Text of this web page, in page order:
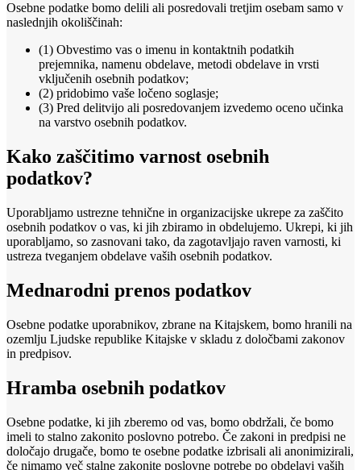
Osebne podatke bomo delili ali posredovali tretjim osebam samo v
naslednjih okoliščinah:
(1) Obvestimo vas o imenu in kontaktnih podatkih
prejemnika, namenu obdelave, metodi obdelave in vrsti
vključenih osebnih podatkov;
(2) pridobimo vaše ločeno soglasje;
(3) Pred delitvijo ali posredovanjem izvedemo oceno učinka
na varstvo osebnih podatkov.
Kako zaščitimo varnost osebnih
podatkov?
Uporabljamo ustrezne tehnične in organizacijske ukrepe za zaščito
osebnih podatkov o vas, ki jih zbiramo in obdelujemo. Ukrepi, ki jih
uporabljamo, so zasnovani tako, da zagotavljajo raven varnosti, ki
ustreza tveganjem obdelave vaših osebnih podatkov.
Mednarodni prenos podatkov
Osebne podatke uporabnikov, zbrane na Kitajskem, bomo hranili na
ozemlju Ljudske republike Kitajske v skladu z določbami zakonov
in predpisov.
Hramba osebnih podatkov
Osebne podatke, ki jih zberemo od vas, bomo obdržali, če bomo
imeli to stalno zakonito poslovno potrebo. Če zakoni in predpisi ne
določajo drugače, bomo te osebne podatke izbrisali ali anonimizirali,
če nimamo več stalne zakonite poslovne potrebe po obdelavi vaših